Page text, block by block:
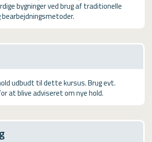
bygninger ved brug af traditionelle
udbudt til dette kursus. Brug evt.
at blive adviseret om nye hold.